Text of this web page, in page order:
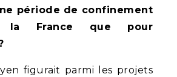
période de confinement
la France que pour
figurait parmi les projets